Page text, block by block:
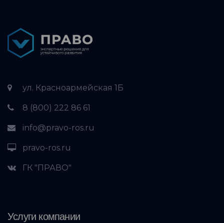
ул. Красноармейская 1Б
8 (800) 222 86 61
info@pravo-ros.ru
pravo-ros.ru
ГК "ПРАВО"
Услуги компании